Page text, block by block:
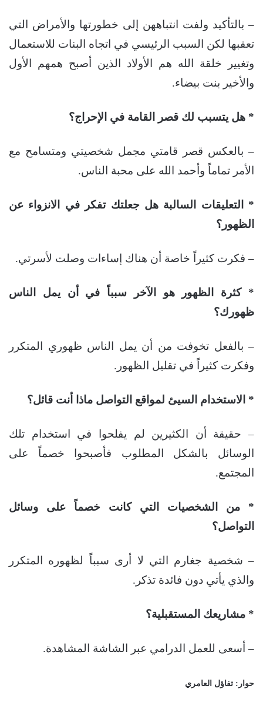
– بالتأكيد ولفت انتباههن إلى خطورتها والأمراض التي
تعقبها لكن السبب الرئيسي في اتجاه البنات للاستعمال
وتغيير خلقة الله هم الأولاد الذين أصبح همهم الأول
والأخير بنت بيضاء.
* هل يتسبب لك قصر القامة في الإحراج؟
– بالعكس قصر قامتي مجمل شخصيتي ومتسامح مع
الأمر تماماً وأحمد الله على محبة الناس.
* التعليقات السالبة هل جعلتك تفكر في الانزواء عن
الظهور؟
– فكرت كثيراً خاصة أن هناك إساءات وصلت لأسرتي.
* كثرة الظهور هو الآخر سبباً في أن يمل الناس
ظهورك؟
– بالفعل تخوفت من أن يمل الناس ظهوري المتكرر
وفكرت كثيراً في تقليل الظهور.
* الاستخدام السيئ لمواقع التواصل ماذا أنت قائل؟
– حقيقة أن الكثيرين لم يفلحوا في استخدام تلك
الوسائل بالشكل المطلوب فأصبحوا خصماً على
المجتمع.
* من الشخصيات التي كانت خصماً على وسائل
التواصل؟
– شخصية جغارم التي لا أرى سبباً لظهوره المتكرر
والذي يأتي دون فائدة تذكر.
* مشاريعك المستقبلية؟
– أسعى للعمل الدرامي عبر الشاشة المشاهدة.
حوار: تفاؤل العامري